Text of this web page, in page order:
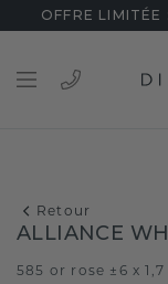
OFFRE
Retour
ALLIANCE
585 or rose ±6 x